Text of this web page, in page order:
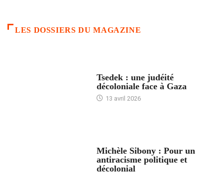
LES DOSSIERS DU MAGAZINE
Tsedek : une judéité
décoloniale face à Gaza
13 avril 2026
Michèle Sibony : Pour un
antiracisme politique et
décolonial